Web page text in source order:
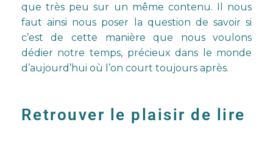
que très peu sur un même contenu. Il nous
faut ainsi nous poser la question de savoir si
c’est de cette manière que nous voulons
dédier notre temps, précieux dans le monde
d’aujourd’hui où l’on court toujours après.
Retrouver le plaisir de lire